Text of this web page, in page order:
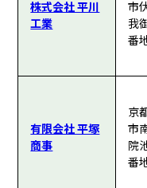
株式会社 平川
工業
市
我
番
有限会社 平塚
商事
京
市
院
番